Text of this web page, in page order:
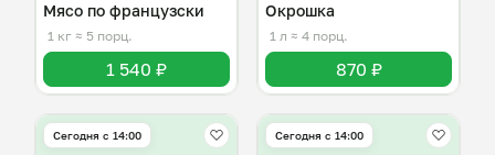
Мясо по французски
1 кг ≈ 5 порц.
1 540 ₽
Окрошка
1 л ≈ 4 порц.
870 ₽
Сегодня с 14:00 Сегодня с 14:00